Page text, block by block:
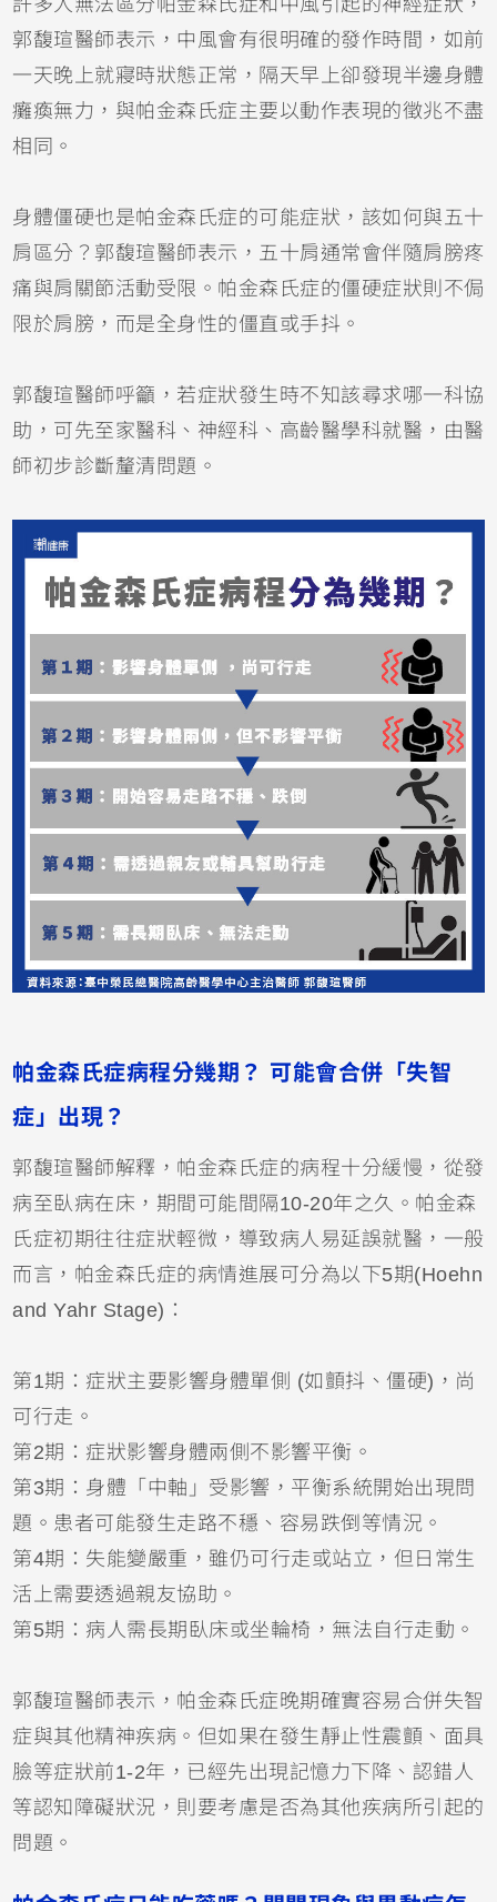
許多人無法區分帕金森氏症和中風引起的神經症狀，
郭馥瑄醫師表示，中風會有很明確的發作時間，如前
一天晚上就寢時狀態正常，隔天早上卻發現半邊身體
癱瘓無力，與帕金森氏症主要以動作表現的徵兆不盡
相同。
身體僵硬也是帕金森氏症的可能症狀，該如何與五十
肩區分？郭馥瑄醫師表示，五十肩通常會伴隨肩膀疼
痛與肩關節活動受限。帕金森氏症的僵硬症狀則不侷
限於肩膀，而是全身性的僵直或手抖。
郭馥瑄醫師呼籲，若症狀發生時不知該尋求哪一科協
助，可先至家醫科、神經科、高齡醫學科就醫，由醫
師初步診斷釐清問題。
帕金森氏症病程分幾期？ 可能會合併「失智
症」出現？
郭馥瑄醫師解釋，帕金森氏症的病程十分緩慢，從發
病至臥病在床，期間可能間隔10-20年之久。帕金森
氏症初期往往症狀輕微，導致病人易延誤就醫，一般
而言，帕金森氏症的病情進展可分為以下5期(Hoehn
and Yahr Stage)：
第1期：症狀主要影響身體單側 (如顫抖、僵硬)，尚
可行走。
第2期：症狀影響身體兩側不影響平衡。
第3期：身體「中軸」受影響，平衡系統開始出現問
題。患者可能發生走路不穩、容易跌倒等情況。
第4期：失能變嚴重，雖仍可行走或站立，但日常生
活上需要透過親友協助。
第5期：病人需長期臥床或坐輪椅，無法自行走動。
郭馥瑄醫師表示，帕金森氏症晚期確實容易合併失智
症與其他精神疾病。但如果在發生靜止性震顫、面具
臉等症狀前1-2年，已經先出現記憶力下降、認錯人
等認知障礙狀況，則要考慮是否為其他疾病所引起的
問題。